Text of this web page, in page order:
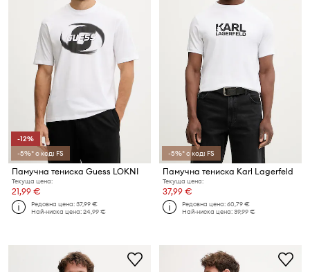
-12%
-5%* с код: FS
Памучна тениска Guess LOKNI
Текуща цена:
21,99 €
Редовна цена:37,99 €
Най-ниска цена:24,99 €
-5%* с код: FS
Памучна тениска Karl Lagerfeld
Текуща цена:
37,99 €
Редовна цена:60,79 €
Най-ниска цена:39,99 €